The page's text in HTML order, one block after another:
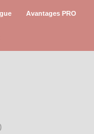
Avantages PRO